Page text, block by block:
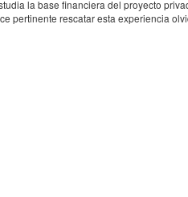
la base financiera del proyecto
pertinente rescatar esta experiencia